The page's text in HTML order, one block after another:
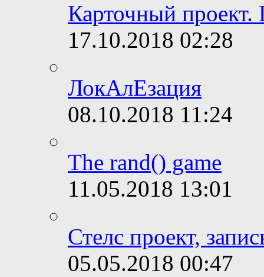
Карточный проект.
17.10.2018 02:28
ЛокАлЕзация
08.10.2018 11:24
The rand() game
11.05.2018 13:01
Стелс проект,
05.05.2018 00:47